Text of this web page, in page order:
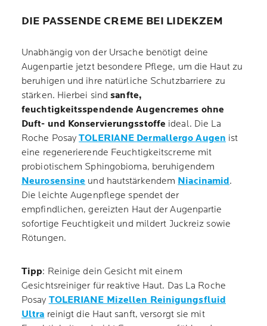
DIE PASSENDE CREME BEI LIDEKZEM
Unabhängig von der Ursache benötigt deine
Augenpartie jetzt besondere Pflege, um die Haut zu
beruhigen und ihre natürliche Schutzbarriere zu
stärken. Hierbei sindsanfte,
feuchtigkeitsspendende Augencremes ohne
Duft- und Konservierungsstoffe ideal. Die La
Roche PosayTOLERIANE Dermallergo Augen ist
eine regenerierende Feuchtigkeitscreme mit
probiotischem Sphingobioma, beruhigendem
Neurosensine und hautstärkendem Niacinamid.
Die leichte Augenpflege spendet der
empfindlichen, gereizten Haut der Augenpartie
sofortige Feuchtigkeit und mildert Juckreiz sowie
Rötungen.
Tipp: Reinige dein Gesicht mit einem
Gesichtsreiniger für reaktive Haut. Das La Roche
Posay TOLERIANE Mizellen Reinigungsfluid
Ultra reinigt die Haut sanft, versorgt sie mit